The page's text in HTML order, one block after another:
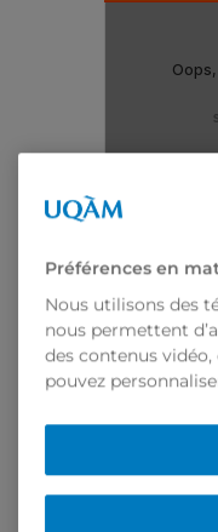
(00:00):
Préférences en
Nous utilisons des
nous permettent
des contenus
pouvez